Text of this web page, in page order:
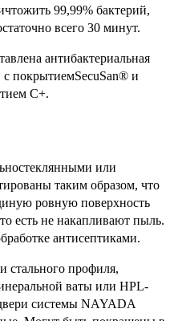
99,99% бактерий,
всего 30 минут.
антибактериальная
покрытиемSecuSan® и
C+.
или
таким образом, что
ровную поверхность
есть не накапливают пыль.
антисептиками.
стального профиля,
ваты или HPL-
системы NAYADA